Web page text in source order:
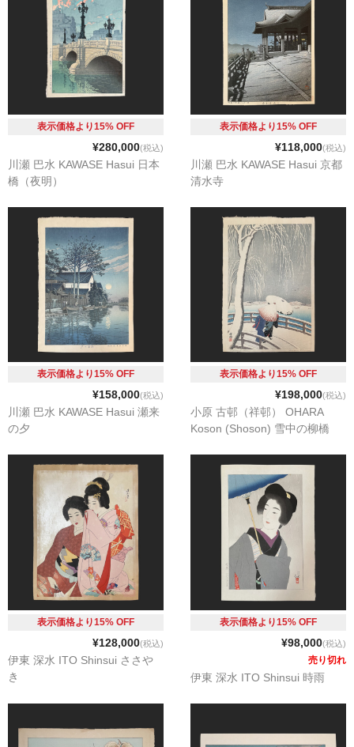
表示価格より15% OFF
¥280,000(税込)
川瀬 巴水 KAWASE Hasui 日本
橋（夜明）
表示価格より15% OFF
¥118,000(税込)
川瀬 巴水 KAWASE Hasui 京都
清水寺
表示価格より15% OFF
¥158,000(税込)
川瀬 巴水 KAWASE Hasui 瀬来
の夕
表示価格より15% OFF
¥198,000(税込)
小原 古邨（祥邨） OHARA
Koson (Shoson) 雪中の柳橋
表示価格より15% OFF
¥128,000(税込)
伊東 深水 ITO Shinsui ささや
き
表示価格より15% OFF
¥98,000(税込)
売り切れ
伊東 深水 ITO Shinsui 時雨